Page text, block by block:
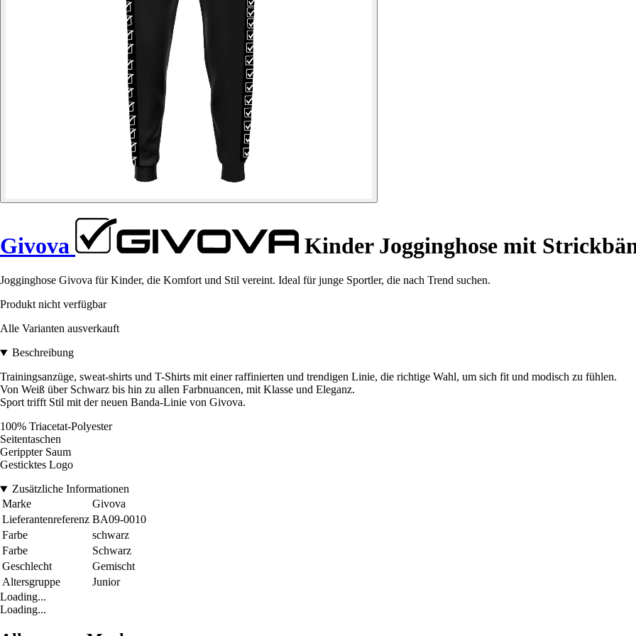
Givova Kinder Jogginghose mit
Jogginghose Givova für Kinder, die Komfort und Stil vereint. Ideal für junge Sportler, die nach Trend suchen.
Produkt nicht verfügbar
Alle Varianten ausverkauft
Beschreibung
Trainingsanzüge, sweat-shirts und T-Shirts mit einer raffinierten und trendigen Linie, die richtige Wahl, um sich fit und modisch zu fühlen.
Von Weiß über Schwarz bis hin zu allen Farbnuancen, mit Klasse und Eleganz.
Sport trifft Stil mit der neuen Banda-Linie von Givova.
100% Triacetat-Polyester
Seitentaschen
Gerippter Saum
Gesticktes Logo
Zusätzliche Informationen
Marke
Givova
Lieferantenreferenz BA09-0010
Farbe
schwarz
Farbe
Schwarz
Geschlecht
Gemischt
Altersgruppe
Junior
Loading...
Loading...